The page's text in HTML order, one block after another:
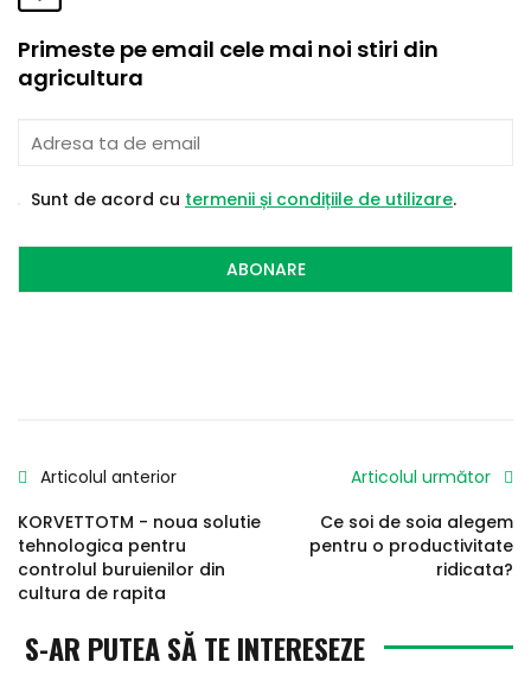
Primeste pe email cele mai noi stiri din
agricultura
Sunt de acord cu termenii și condițiile de utilizare.
ABONARE
Articolul anterior
KORVETTOTM - noua solutie
tehnologica pentru
controlul buruienilor din
cultura de rapita
Articolul următor
Ce soi de soia alegem
pentru o productivitate
ridicata?
S-AR PUTEA SĂ TE INTERESEZE